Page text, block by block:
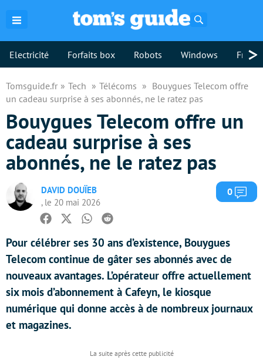
Electricité Forfaits box Robots Windows >
Tomsguide.fr Tech Télécoms
Bouygues Telecom offre
un cadeau surprise à ses abonnés, ne le ratez pas
Bouygues Telecom offre un
cadeau surprise à ses
abonnés, ne le ratez pas
DAVID DOUÏEB
, le 20 mai 2026
0
Facebook
TwitterWhatsapp
Reddit
Pour célébrer ses 30 ans d’existence, Bouygues
Telecom continue de gâter ses abonnés avec de
nouveaux avantages. L’opérateur offre actuellement
six mois d’abonnement à Cafeyn, le kiosque
numérique qui donne accès à de nombreux journaux
et magazines.